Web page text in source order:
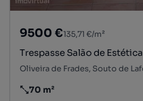
9500 €135,71 €/m²
Trespasse Salão de Estética
Preço por metro quadrado
70 m²